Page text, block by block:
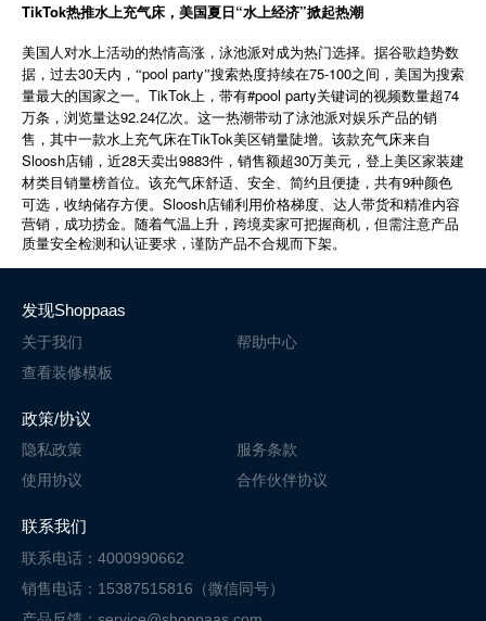
TikTok热推水上充气床，美国夏日“水上经济”掀起热潮
美国人对水上活动的热情高涨，泳池派对成为热门选择。据谷歌趋势数
据，过去30天内，“pool party”搜索热度持续在75-100之间，美国为搜索
量最大的国家之一。 TikTok上，带有#pool party关键词的视频数量超74
万条，浏览量达92.24亿次。这一热潮带动了泳池派对娱乐产品的销
售，其中一款水上充气床在TikTok美区销量陡增。该款充气床来自
Sloosh店铺，近28天卖出9883件，销售额超30万美元，登上美区家装建
材类目销量榜首位。该充气床舒适、安全、简约且便捷，共有9种颜色
可选，收纳储存方便。 Sloosh店铺利用价格梯度、达人带货和精准内容
营销，成功捞金。随着气温上升，跨境卖家可把握商机，但需注意产品
质量安全检测和认证要求，谨防产品不合规而下架。
发现Shoppaas
关于我们
帮助中心
查看装修模板
政策/协议
隐私政策
服务条款
使用协议
合作伙伴协议
联系我们
联系电话：4000990662
销售电话：15387515816（微信同号）